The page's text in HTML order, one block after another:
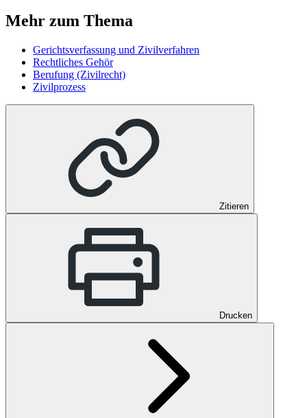
Mehr zum Thema
Gerichtsverfassung und Zivilverfahren
Rechtliches Gehör
Berufung (Zivilrecht)
Zivilprozess
Zitieren
Drucken